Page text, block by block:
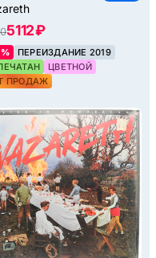
5112 ₽
ПЕРЕИЗДАНИЕ 2019
ЦВЕТНОЙ
ПРОДАЖ